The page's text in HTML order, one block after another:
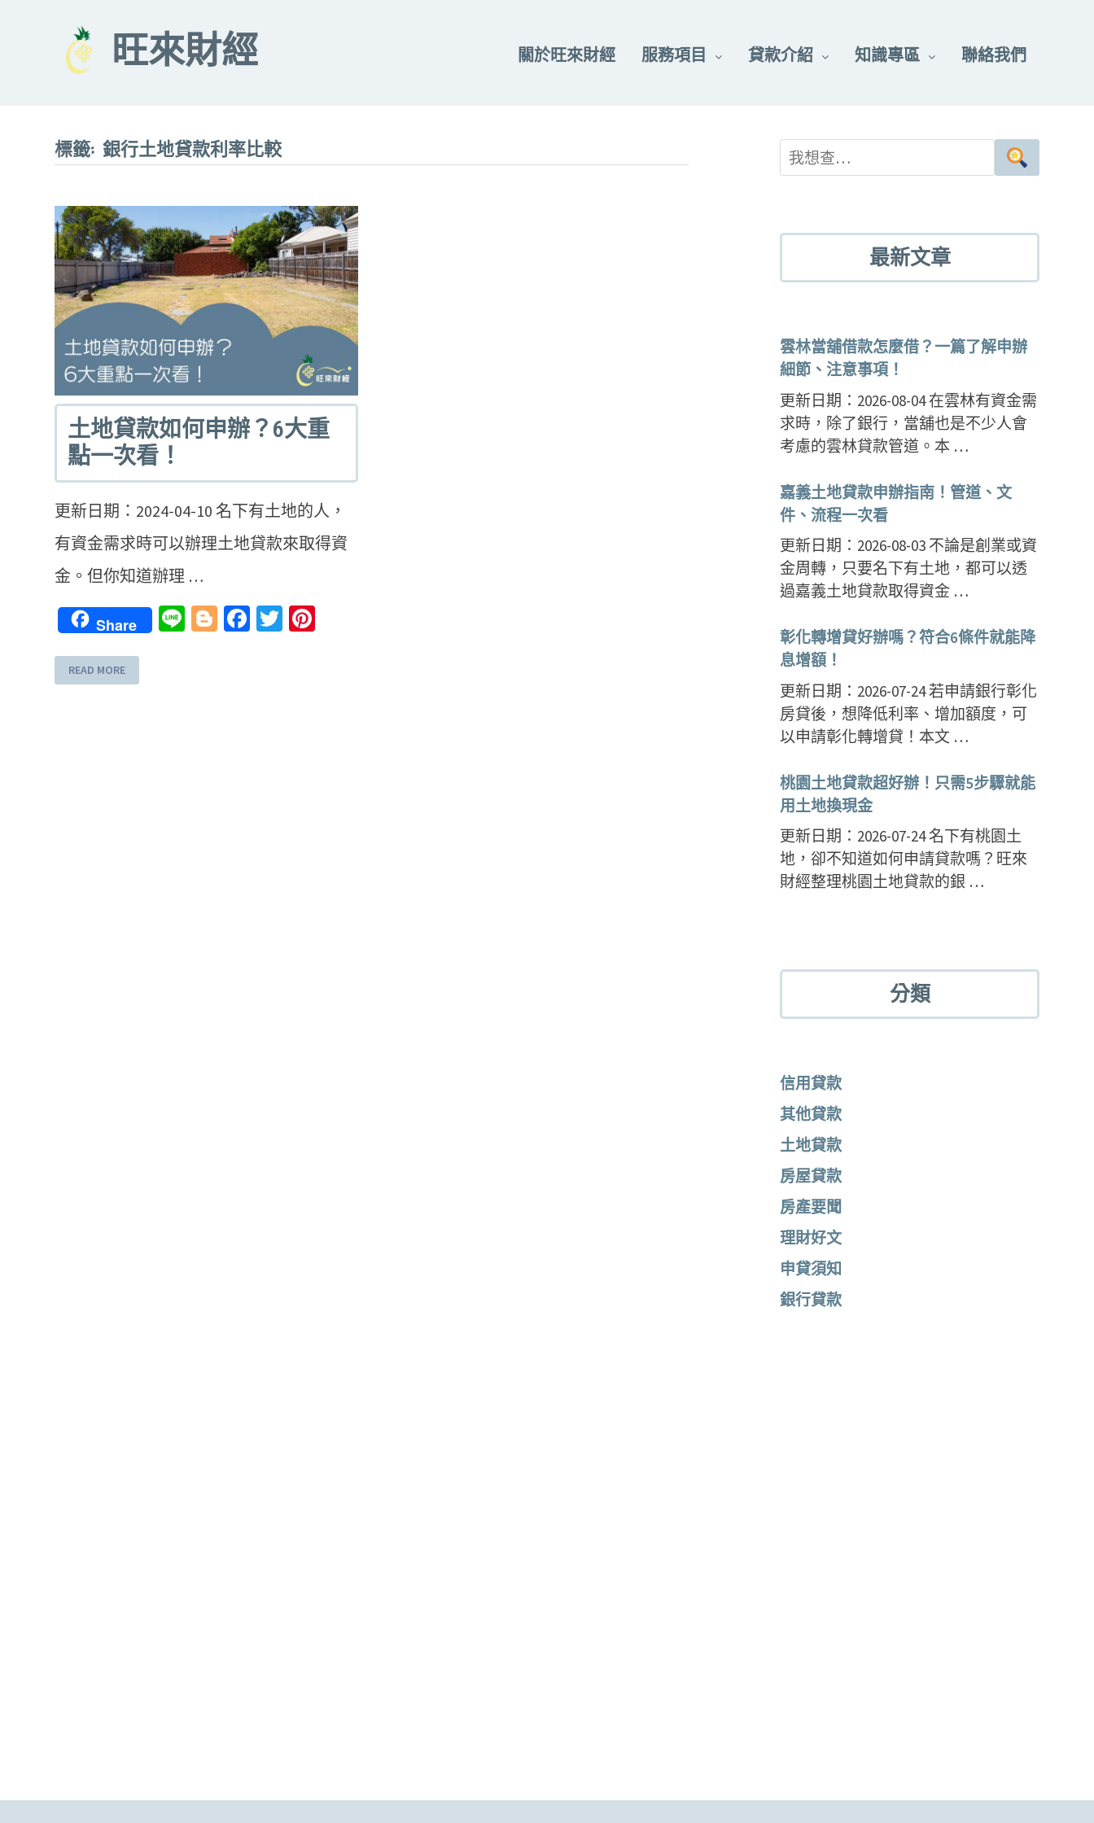
旺來財經 關於旺來財經 服務項目 貸款介紹 知識專區 聯絡我們
標籤: 銀行土地貸款利率比較
土地貸款如何申辦？6大重
點一次看！
更新日期：2024-04-10 名下有土地的人，
有資金需求時可以辦理土地貸款來取得資
金。但你知道辦理 …
Share LineBlogger
Facebook
Twitter
READ MORE
最新文章
雲林當舖借款怎麼借？一篇了解申辦
細節、注意事項！
更新日期：2026-08-04 在雲林有資金需
求時，除了銀行，當舖也是不少人會
考慮的雲林貸款管道。本 …
嘉義土地貸款申辦指南！管道、文
件、流程一次看
更新日期：2026-08-03 不論是創業或資
金周轉，只要名下有土地，都可以透
過嘉義土地貸款取得資金 …
彰化轉增貸好辦嗎？符合6條件就能降
息增額！
更新日期：2026-07-24 若申請銀行彰化
房貸後，想降低利率、增加額度，可
以申請彰化轉增貸！本文 …
桃園土地貸款超好辦！只需5步驟就能
用土地換現金
更新日期：2026-07-24 名下有桃園土
地，卻不知道如何申請貸款嗎？旺來
財經整理桃園土地貸款的銀 …
分類
信用貸款
其他貸款
土地貸款
房屋貸款
房產要聞
理財好文
申貸須知
銀行貸款